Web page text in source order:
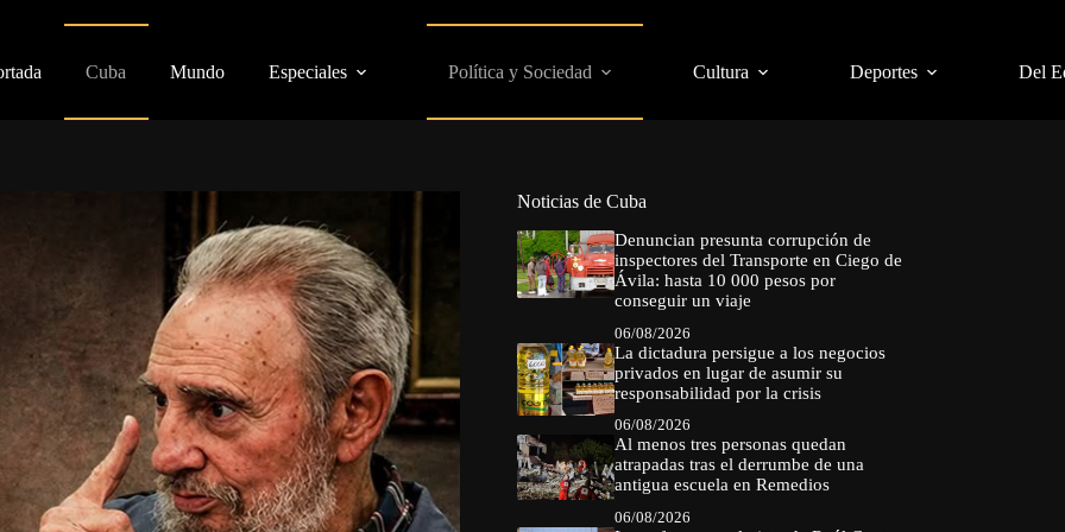
Cuba Mundo Especiales Política y Sociedad Cultura Deportes Del
Noticias de Cuba
Denuncian presunta corrupción de
inspectores del Transporte en Ciego de
Ávila: hasta 10 000 pesos por
conseguir un viaje
06/08/2026
La dictadura persigue a los negocios
privados en lugar de asumir su
responsabilidad por la crisis
06/08/2026
Al menos tres personas quedan
atrapadas tras el derrumbe de una
antigua escuela en Remedios
06/08/2026